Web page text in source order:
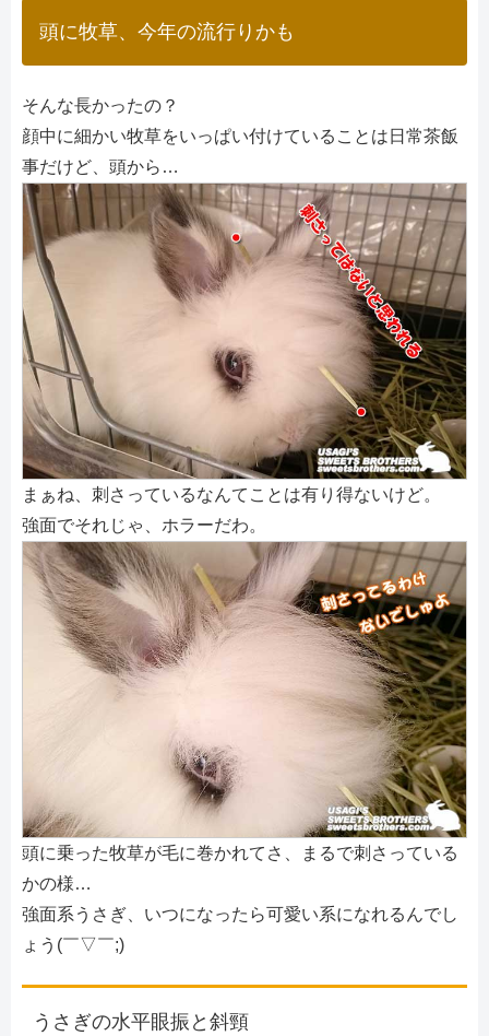
頭に牧草、今年の流行りかも
そんな長かったの？
顔中に細かい牧草をいっぱい付けていることは日常茶飯
事だけど、頭から…
まぁね、刺さっているなんてことは有り得ないけど。
強面でそれじゃ、ホラーだわ。
頭に乗った牧草が毛に巻かれてさ、まるで刺さっている
かの様…
強面系うさぎ、いつになったら可愛い系になれるんでし
ょう(￣▽￣;)
うさぎの水平眼振と斜頸